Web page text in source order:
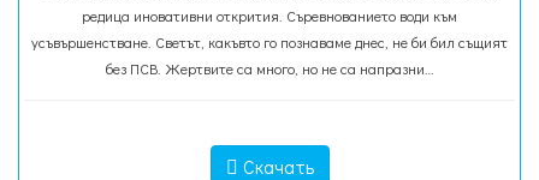
редица иновативни открития. Съревнованието води към
усъвършенстване. Светът, какъвто го познаваме днес, не би бил същият
без ПСВ. Жертвите са много, но не са напразни…
Скачать